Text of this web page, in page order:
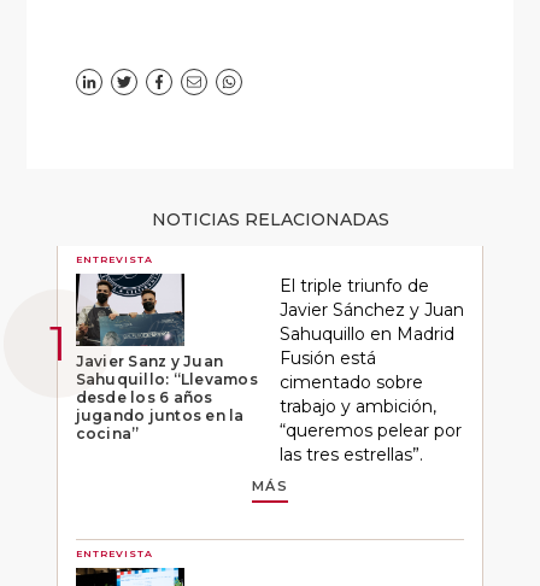
NOTICIAS RELACIONADAS
ENTREVISTA
Javier Sanz y Juan
Sahuquillo: “Llevamos
desde los 6 años
jugando juntos en la
cocina”
El triple triunfo de
Javier Sánchez y Juan
Sahuquillo en Madrid
Fusión está
cimentado sobre
trabajo y ambición,
“queremos pelear por
las tres estrellas”.
MÁS
ENTREVISTA